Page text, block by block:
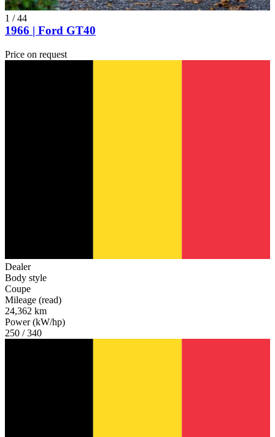
1 /44
1966 | Ford GT40
Price on request
Dealer
Body style
Coupe
Mileage (read)
24,362 km
Power (kW/hp)
250 / 340